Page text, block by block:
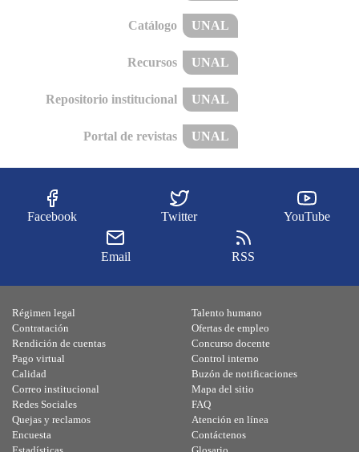
Catálogo UNAL
Recursos UNAL
Repositorio institucional UNAL
Portal de revistas UNAL
Facebook Twitter YouTube
Email RSS
Régimen legal
Contratación
Rendición de cuentas
Pago virtual
Calidad
Talento humano
Ofertas de empleo
Concurso docente
Control interno
Buzón de notificaciones
Correo institucional
Redes Sociales
Quejas y reclamos
Encuesta
Mapa del sitio
FAQ
Atención en línea
Contáctenos